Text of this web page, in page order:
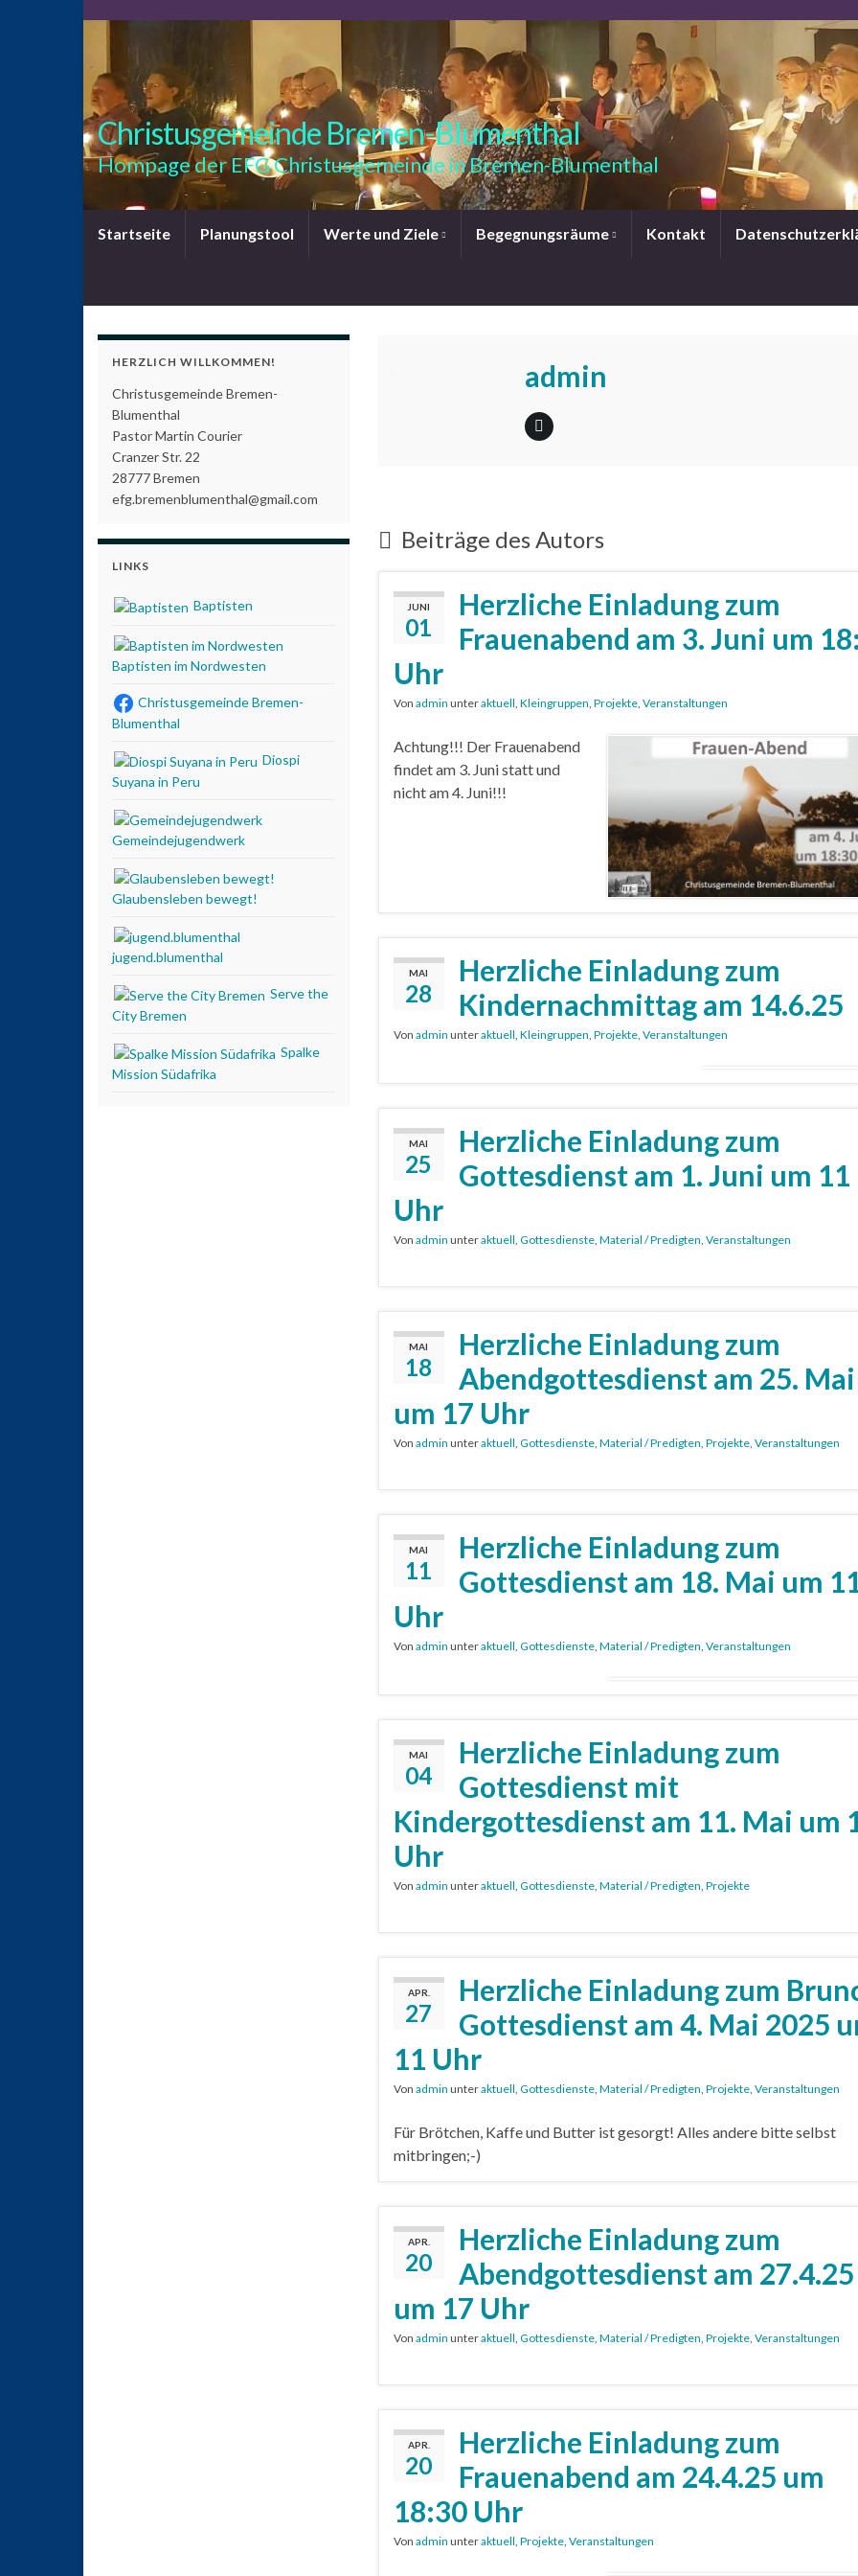
Christusgemeinde Bremen-Blumenthal
Hompage der EFG Christusgemeinde in Bremen-Blumenthal
Startseite Planungstool Werte und Ziele Begegnungsräume Kontakt
admin
Beiträge des Autors
JUNI
01
Herzliche Einladung zum
Frauenabend am 3. Juni um
Uhr
Von admin unteraktuell, Kleingruppen, Projekte, Veranstaltungen
Achtung!!! Der Frauenabend
findet am 3. Juni statt und
nicht am 4. Juni!!!
MAI
28
Herzliche Einladung zum
Kindernachmittag am 14.6.25
Von admin unteraktuell Kleingruppen Projekte, Veranstaltungen
MAI
25
Herzliche Einladung zum
Gottesdienst am 1. Juni um 11
Uhr
Von admin unteraktuell Gottesdienste, Material / Predigten Veranstaltungen
MAI
18
Herzliche Einladung zum
Abendgottesdienst am 25. Mai
um 17 Uhr
Von admin unteraktuell Gottesdienste, Material / Predigten Projekte, Veranstaltungen
MAI
11
Herzliche Einladung zum
Gottesdienst am 18. Mai um
Uhr
Von admin unteraktuell Gottesdienste, Material / Predigten Veranstaltungen
MAI
04
Herzliche Einladung zum
Gottesdienst mit
Kindergottesdienst am 11. Mai um
Uhr
Von admin unteraktuell Gottesdienste, Material / Predigten Projekte
APR.
27
Herzliche Einladung zum
Gottesdienst am 4. Mai 2025
11 Uhr
Von admin unteraktuell Gottesdienste, Material / Predigten Projekte, Veranstaltungen
Für Brötchen, Kaffe und Butter ist gesorgt! Alles andere bitte selbst
mitbringen;-)
APR.
20
Herzliche Einladung zum
Abendgottesdienst am 27.4.25
um 17 Uhr
Von admin unteraktuell Gottesdienste, Material / Predigten Projekte, Veranstaltungen
APR.
20
Herzliche Einladung zum
Frauenabend am 24.4.25 um
18:30 Uhr
Von admin unteraktuell Projekte, Veranstaltungen
HERZLICH WILLKOMMEN!
Christusgemeinde Bremen-
Blumenthal
Pastor Martin Courier
Cranzer Str. 22
28777 Bremen
efg.bremenblumenthal@gmail.com
LINKS
Baptisten
Baptisten im Nordwesten
Christusgemeinde Bremen-
Blumenthal
Diospi
Suyana in Peru
Gemeindejugendwerk
Glaubensleben bewegt!
jugend.blumenthal
Serve the
City Bremen
Spalke
Mission Südafrika